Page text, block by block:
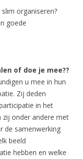
organiseren?
goede
of doe je mee??
u mee in hun
Zij deden
in het
zij onder andere met
de samenwerking
beeld
hebben en welke